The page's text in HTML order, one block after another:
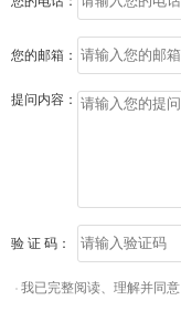
您的邮箱：
提问内容：
验 证 码：
我已完整阅读、理解并同意